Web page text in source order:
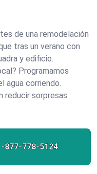
de una remodelación
tras un verano con
y edificio.
Programamos
agua corriendo.
reducir sorpresas.
877-778-5124